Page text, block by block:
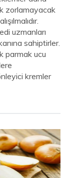
zorlamayacak
uzmanları
sahiptirler.
parmak ucu
kremler